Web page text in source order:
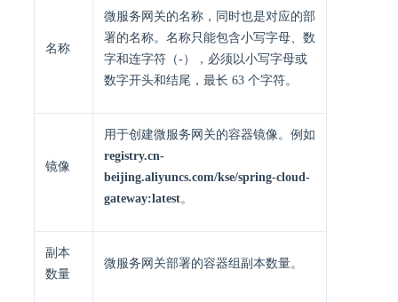
名称
微服务网关的名称，同时也是对应的部
署的名称。名称只能包含小写字母、数
字和连字符（-），必须以小写字母或
数字开头和结尾，最长 63 个字符。
镜像
用于创建微服务网关的容器镜像。例如
registry.cn-
beijing.aliyuncs.com/kse/spring-cloud-
gateway:latest。
副本
数量
微服务网关部署的容器组副本数量。